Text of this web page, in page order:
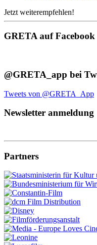
Jetzt weiterempfehlen!
GRETA auf Facebook
@GRETA_app bei
Tweets von @GRETA_App
Newsletter anmeldung
Partners